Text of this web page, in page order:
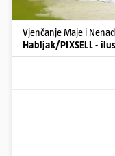
Vjenčanje Maje i
Habljak/PIXSELL -